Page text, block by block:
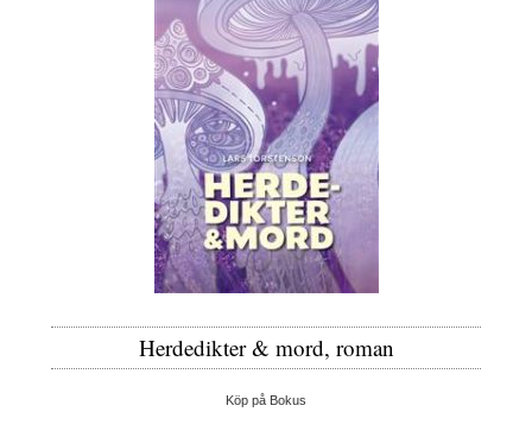
Herdedikter & mord, roman
Köp på Bokus